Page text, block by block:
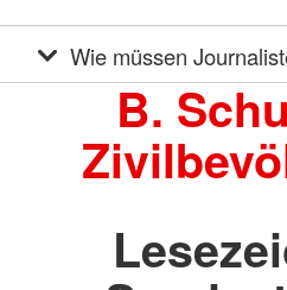
Wie müssen
B.